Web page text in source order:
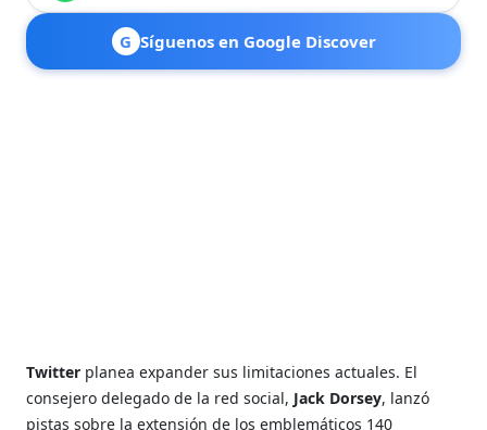
G Síguenos en Google Discover
Twitter planea expander sus limitaciones actuales. El
consejero delegado de la red social, Jack Dorsey, lanzó
pistas sobre la extensión de los emblemáticos 140